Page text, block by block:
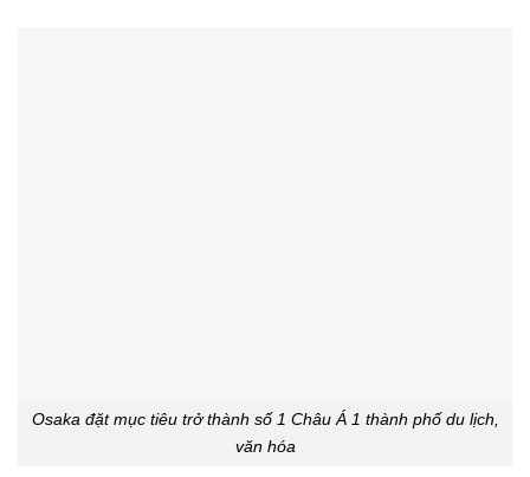
Osaka đặt mục tiêu trở thành số 1 Châu Á 1 thành phố du lịch,
văn hóa